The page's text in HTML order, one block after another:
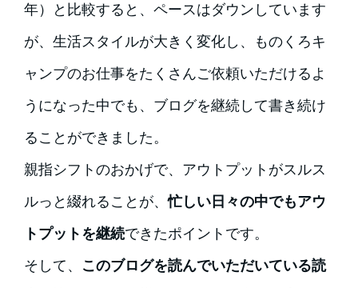
年）と比較すると、ペースはダウンしています
が、生活スタイルが大きく変化し、ものくろキ
ャンプのお仕事をたくさんご依頼いただけるよ
うになった中でも、ブログを継続して書き続け
ることができました。
親指シフトのおかげで、アウトプットがスルス
ルっと綴れることが、忙しい日々の中でもアウ
トプットを継続できたポイントです。
そして、
このブログを読んでいただいている読